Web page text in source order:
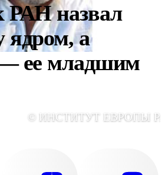
РАН назвал
ядром, а
ее младшим
© ИНСТИТУТ ЕВРОПЫ